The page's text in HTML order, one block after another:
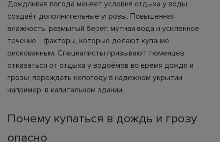
Дождливая погода меняет условия отдыха у воды,
создаёт дополнительные угрозы. Повышенная
влажность, размытый берег, мутная вода и усиленное
течение - факторы, которые делают купание
рискованным. Специалисты призывают тюменцев
отказаться от отдыха у водоёмов во время дождя и
грозы, переждать непогоду в надёжном укрытии,
например, в капитальном здании.
Почему купаться в дождь и грозу
опасно